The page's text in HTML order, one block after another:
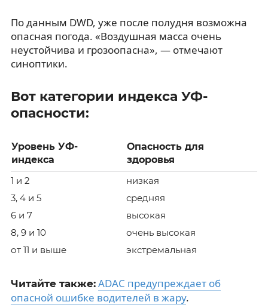
По данным DWD, уже после полудня возможна
опасная погода. «Воздушная масса очень
неустойчива и грозоопасна», — отмечают
синоптики.
Вот категории индекса УФ-
опасности:
Уровень УФ-
индекса
Опасность для
здоровья
1 и 2
низкая
3, 4 и 5
средняя
6 и 7
высокая
8, 9 и 10
очень высокая
от 11 и выше
экстремальная
Читайте также: ADAC предупреждает об
опасной ошибке водителей в жару.